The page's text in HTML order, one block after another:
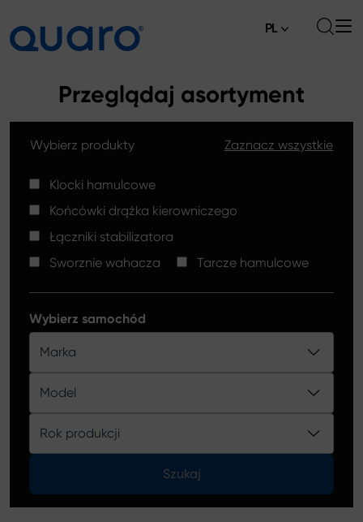
Klocki hamulcowe
Tarcze hamulcowe High Carbon
Końcówki drążków kierowniczych
Klocki hamulcowe Silver Ceramic
Katalog
Aktualności
Gdzie kupić
Kontakt
PL
Przeglądaj asortyment
Wybierz produkty Zaznacz wszystkie
Klocki hamulcowe
Końcówki drążka kierowniczego
Łączniki stabilizatora
Sworznie wahacza
Tarcze hamulcowe
Wybierz samochód
Marka
Model
Rok produkcji
Szukaj